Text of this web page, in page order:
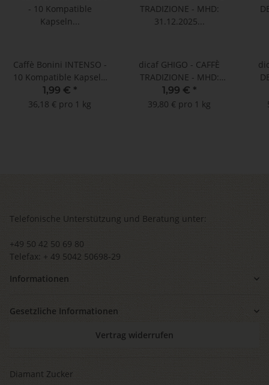
Caffè Bonini INTENSO -
10 Kompatible Kapseln
Nespresso ®*
1,99 € *
36,18 € pro 1 kg
dicaf GHIGO - CAFFÈ
TRADIZIONE - MHD:
31.12.2025 !! (10
Kompatible Kapseln
1,99 € *
39,80 € pro 1 kg
Telefonische Unterstützung und Beratung unter:
+49 50 42 50 69 80
Telefax: + 49 5042 50698-29
Informationen
Gesetzliche Informationen
Vertrag widerrufen
Diamant Zucker